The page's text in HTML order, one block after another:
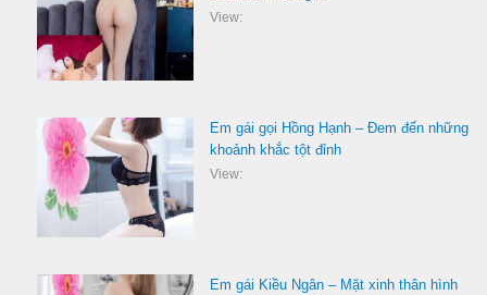
View:
Em gái gọi Hồng Hạnh – Đem đến những
khoảnh khắc tột đỉnh
View:
Em gái Kiều Ngân – Mặt xinh thân hình